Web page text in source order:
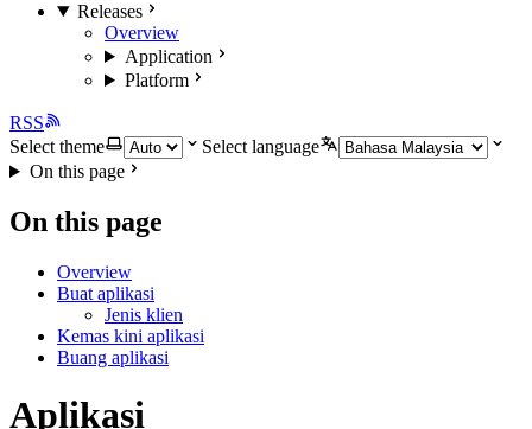
Releases
Overview
Application
Platform
RSS
Select theme
Select language
On this page
On this page
Overview
Buat aplikasi
Jenis klien
Kemas kini aplikasi
Buang aplikasi
Aplikasi